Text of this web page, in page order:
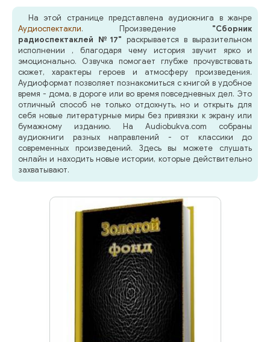
На этой странице представлена аудиокнига в жанре
Аудиоспектакли. Произведение "Сборник
радиоспектаклей №17" раскрывается в выразительном
исполнении , благодаря чему история звучит ярко и
эмоционально. Озвучка помогает глубже прочувствовать
сюжет, характеры героев и атмосферу произведения.
Аудиоформат позволяет познакомиться с книгой в удобное
время - дома, в дороге или во время повседневных дел. Это
отличный способ не только отдохнуть, но и открыть для
себя новые литературные миры без привязки к экрану или
бумажному изданию. На Audiobukva.com собраны
аудиокниги разных направлений - от классики до
современных произведений. Здесь вы можете слушать
онлайн и находить новые истории, которые действительно
захватывают.